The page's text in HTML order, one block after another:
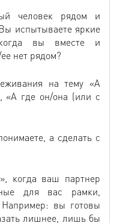
человек рядом и
испытываете яркие
вы вместе и
нет рядом?
на тему «А
«А где он/она (или с
а сделать с
когда ваш партнер
для вас рамки,
вы готовы
лишнее, лишь бы